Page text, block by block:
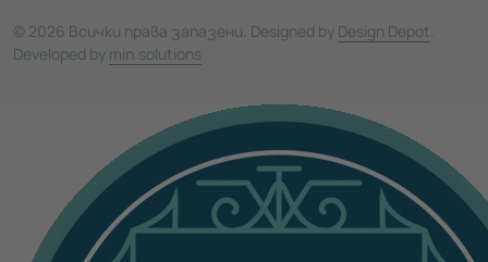
© 2026 Всички права запазени. Designed by Design Depot
Developed by min.solutions